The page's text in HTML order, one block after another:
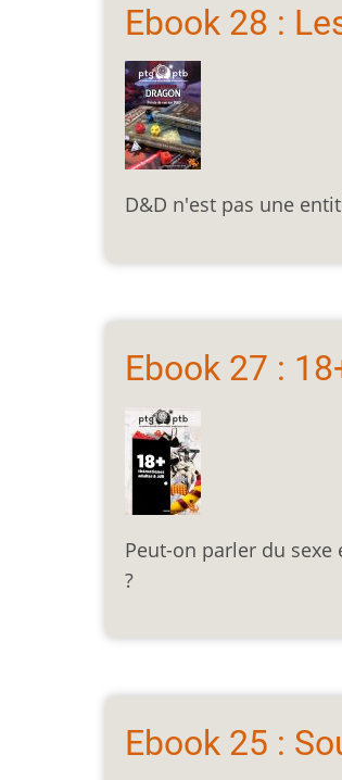
Ebook 28 :
D&D n'est pas une
Ebook 27 :
Peut-on parler du sexe
?
Ebook 25 :